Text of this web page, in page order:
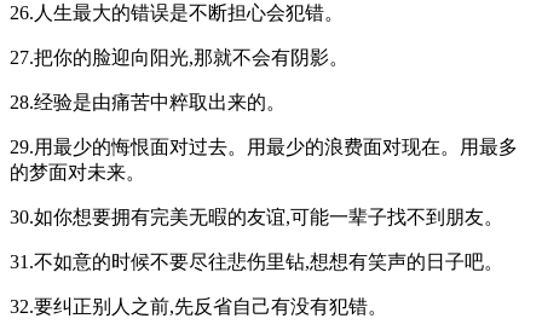
26.人生最大的错误是不断担心会犯错。
27.把你的脸迎向阳光,那就不会有阴影。
28.经验是由痛苦中粹取出来的。
29.用最少的悔恨面对过去。用最少的浪费面对现在。用最多
的梦面对未来。
30.如你想要拥有完美无暇的友谊,可能一辈子找不到朋友。
31.不如意的时候不要尽往悲伤里钻,想想有笑声的日子吧。
32.要纠正别人之前,先反省自己有没有犯错。